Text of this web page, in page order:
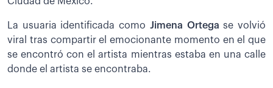
La usuaria identificada como Jimena Ortega se volvió
viral tras compartir el emocionante momento en el que
se encontró con el artista mientras estaba en una calle
donde el artista se encontraba.